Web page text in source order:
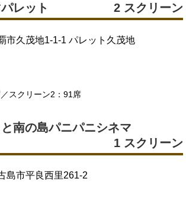
レット 2 スクリーン
市久茂地1-1-1 パレット久茂地
スクリーン2：91席
南の島パニパニシネマ
1 スクリーン
島市平良西里261-2